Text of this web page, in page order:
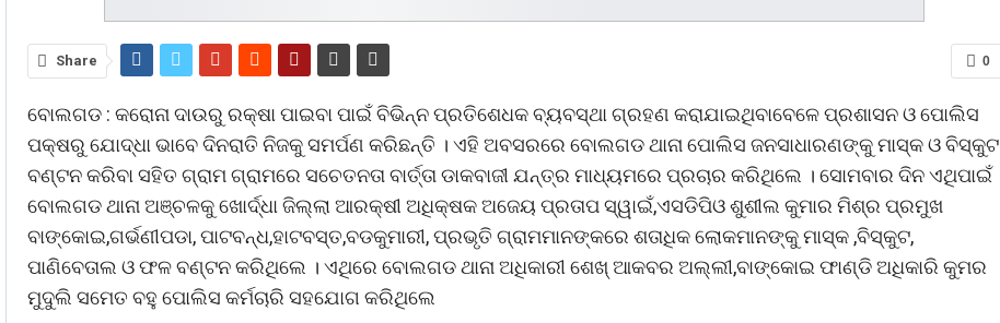
0
Share
ବୋଲଗଡ : କରୋନା ଦାଉରୁ ରକ୍ଷା ପାଇବା ପାଇଁ ବିଭିନ୍ନ ପ୍ରତିଶେଧକ ବ୍ୟବସ୍ଥା ଗ୍ରହଣ କରାଯାଇଥିବାବେଳେ ପ୍ରଶାସନ ଓ ପୋଲିସ
ପକ୍ଷରୁ ଯୋଦ୍ଧା ଭାବେ ଦିନରାତି ନିଜକୁ ସମର୍ପଣ କରିଛନ୍ତି । ଏହି ଅବସରରେ ବୋଲଗଡ ଥାନା ପୋଲିସ ଜନସାଧାରଣଙ୍କୁ ମାସ୍କ ଓ ବିସ୍କୁଟ
ବଣ୍ଟନ କରିବା ସହିତ ଗ୍ରାମ ଗ୍ରାମରେ ସଚେତନତା ବାର୍ତ୍ତା ଡାକବାଜୀ ଯନ୍ତ୍ର ମାଧ୍ୟମରେ ପ୍ରଚାର କରିଥିଲେ । ସୋମବାର ଦିନ ଏଥିପାଇଁ
ବୋଲଗଡ ଥାନା ଅଞ୍ଚଳକୁ ଖୋର୍ଦ୍ଧା ଜିଲ୍ଲା ଆରକ୍ଷୀ ଅଧିକ୍ଷକ ଅଜେୟ ପ୍ରତାପ ସ୍ୱାଇଁ,ଏସଡିପିଓ ଶୁଶୀଲ କୁମାର ମିଶ୍ର ପ୍ରମୁଖ
ବାଙ୍କୋଇ,ଗର୍ଭଣୀପଡା, ପାଟବନ୍ଧ,ହାଟବସ୍ତ,ବଡକୁମାରୀ, ପ୍ରଭୃତି ଗ୍ରାମମାନଙ୍କରେ ଶତାଧିକ ଲୋକମାନଙ୍କୁ ମାସ୍କ ,ବିସ୍କୁଟ,
ପାଣିବେତାଲ ଓ ଫଳ ବଣ୍ଟନ କରିଥିଲେ । ଏଥିରେ ବୋଲଗଡ ଥାନା ଅଧିକାରୀ ଶେଖ୍ ଆକବର ଅଲ୍ଲୀ,ବାଙ୍କୋଇ ଫାଣ୍ଡି ଅଧିକାରି କୁମର
ମୁଦୁଲି ସମେତ ବହୁ ପୋଲିସ କର୍ମଚାରି ସହଯୋଗ କରିଥିଲେ